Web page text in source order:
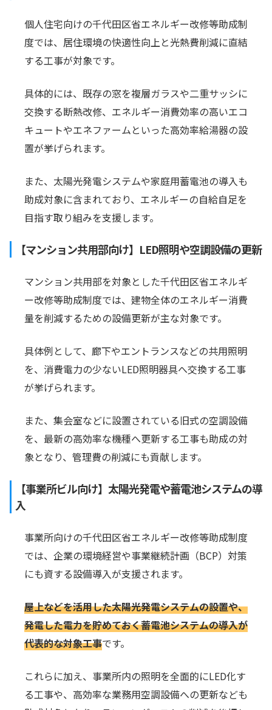
個人住宅向けの千代田区省エネルギー改修等助成制
度では、居住環境の快適性向上と光熱費削減に直結
する工事が対象です。
具体的には、既存の窓を複層ガラスや二重サッシに
交換する断熱改修、エネルギー消費効率の高いエコ
キュートやエネファームといった高効率給湯器の設
置が挙げられます。
また、太陽光発電システムや家庭用蓄電池の導入も
助成対象に含まれており、エネルギーの自給自足を
目指す取り組みを支援します。
【マンション共用部向け】LED照明や空調設備の更新
マンション共用部を対象とした千代田区省エネルギ
ー改修等助成制度では、建物全体のエネルギー消費
量を削減するための設備更新が主な対象です。
具体例として、廊下やエントランスなどの共用照明
を、消費電力の少ないLED照明器具へ交換する工事
が挙げられます。
また、集会室などに設置されている旧式の空調設備
を、最新の高効率な機種へ更新する工事も助成の対
象となり、管理費の削減にも貢献します。
【事業所ビル向け】太陽光発電や蓄電池システムの導
入
事業所向けの千代田区省エネルギー改修等助成制度
では、企業の環境経営や事業継続計画（BCP）対策
にも資する設備導入が支援されます。
屋上などを活用した太陽光発電システムの設置や、
発電した電力を貯めておく蓄電池システムの導入が
代表的な対象工事です。
これらに加え、事業所内の照明を全面的にLED化す
る工事や、高効率な業務用空調設備への更新なども